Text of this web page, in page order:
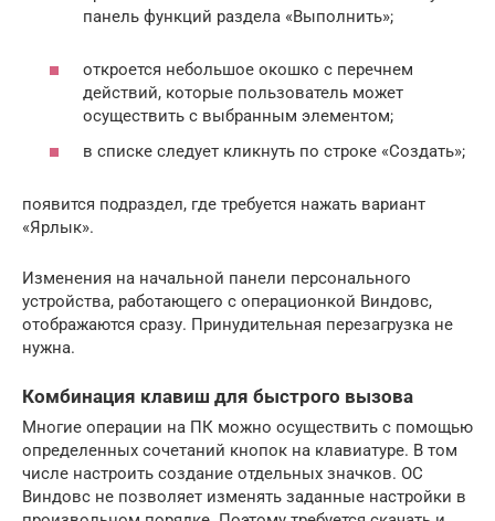
панель функций раздела «Выполнить»;
откроется небольшое окошко с перечнем
действий, которые пользователь может
осуществить с выбранным элементом;
в списке следует кликнуть по строке «Создать»;
появится подраздел, где требуется нажать вариант
«Ярлык».
Изменения на начальной панели персонального
устройства, работающего с операционкой Виндовс,
отображаются сразу. Принудительная перезагрузка не
нужна.
Комбинация клавиш для быстрого вызова
Многие операции на ПК можно осуществить с помощью
определенных сочетаний кнопок на клавиатуре. В том
числе настроить создание отдельных значков. ОС
Виндовс не позволяет изменять заданные настройки в